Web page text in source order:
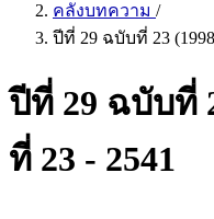
คลังบทความ /
ปีที่ 29 ฉบับที่ 23
ปีที่ 29 ฉบับที่
ที่ 23 - 2541